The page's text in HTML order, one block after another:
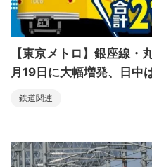
【東京メトロ】銀座線・
月19日に大幅増発、日中
鉄道関連